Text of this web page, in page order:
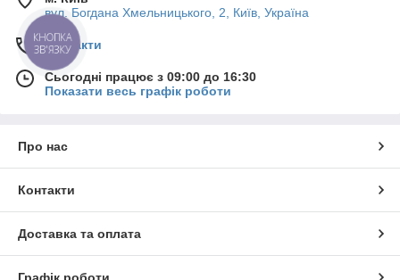
вул. Богдана Хмельницького, 2, Київ, Україна
Контакти
Сьогодні працює з 09:00 до 16:30
Показати весь графік роботи
Про нас
Контакти
Доставка та оплата
КНОПКА
ЗВ'ЯЗКУ